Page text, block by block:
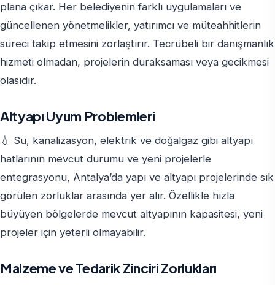
plana çıkar. Her belediyenin farklı uygulamaları ve
güncellenen yönetmelikler, yatırımcı ve müteahhitlerin
süreci takip etmesini zorlaştırır. Tecrübeli bir danışmanlık
hizmeti olmadan, projelerin duraksaması veya gecikmesi
olasıdır.
Altyapı Uyum Problemleri
💧 Su, kanalizasyon, elektrik ve doğalgaz gibi altyapı
hatlarının mevcut durumu ve yeni projelerle
entegrasyonu, Antalya’da yapı ve altyapı projelerinde sık
görülen zorluklar arasında yer alır. Özellikle hızla
büyüyen bölgelerde mevcut altyapının kapasitesi, yeni
projeler için yeterli olmayabilir.
Malzeme ve Tedarik Zinciri Zorlukları